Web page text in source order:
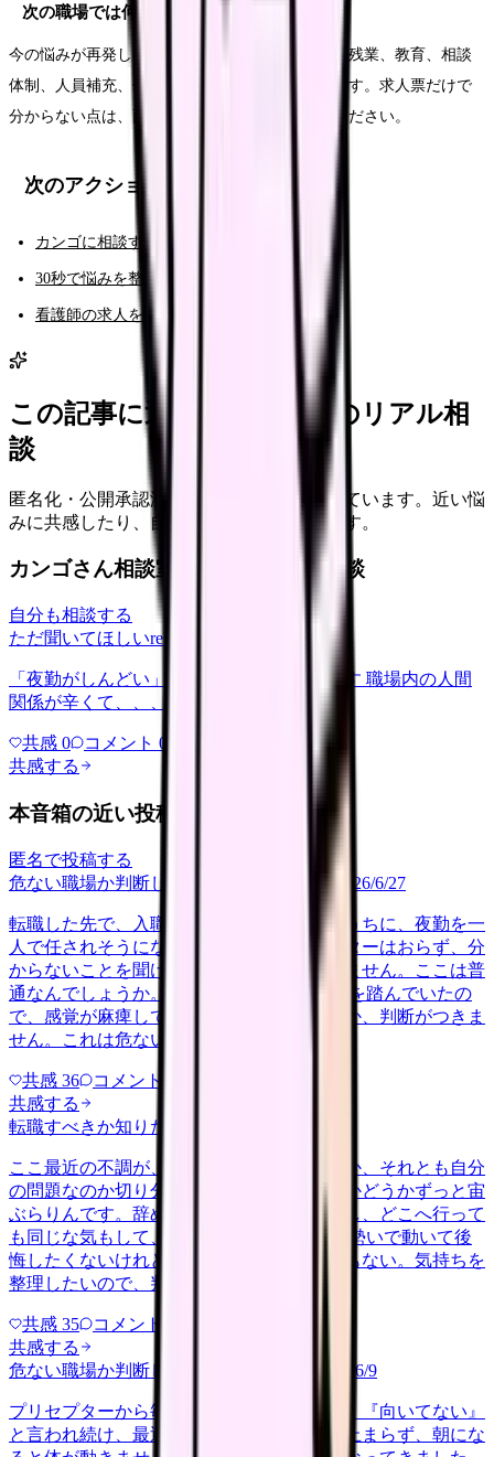
次の職場では何を確認すればいいですか？
今の悩みが再発しない条件を確認します。夜勤、残業、教育、相談
体制、人員補充、休みやすさ、給与の内訳などです。求人票だけで
分からない点は、面接や見学で具体的に聞いてください。
次のアクション
カンゴに相談する（AI相談）
30秒で悩みを整理する（悩み診断）
看護師の求人を見る
この記事に近い看護師さんのリアル相
談
匿名化・公開承認済みの本音だけを表示しています。近い悩
みに共感したり、自分の状況を投稿できます。
カンゴさん相談室から共有された相談
自分も相談する
ただ聞いてほしいrelationships
「夜勤がしんどい」について相談したいです 職場内の人間
関係が辛くて、、、
共感 0 コメント 0
共感する
本音箱の近い投稿
匿名で投稿する
危ない職場か判断してほしい
career-growth 2026/6/27
転職した先で、入職して二ヶ月も経たないうちに、夜勤を一
人で任されそうになっています。プリセプターはおらず、分
からないことを聞ける相手も日によっていません。ここは普
通なんでしょうか。 前の職場はもっと段階を踏んでいたの
で、感覚が麻痺しているのか自分が甘いのか、判断がつきま
せん。これは危ない環境なのか…
共感 36 コメント
共感する
転職すべきか知りたい
ここ最近の不調が、職場の環境のせいなのか、それとも自分
の問題なのか切り分けられず、転職すべきかどうかずっと宙
ぶらりんです。辞めれば楽になる気もするし、どこへ行って
も同じな気もして、決め手がありません。 勢いで動いて後
悔したくないけれど、このまま留まる根拠もない。気持ちを
整理したいので、判断材料の集…
共感 35 コメント
共感する
危ない職場か判断してほしい
2026/6/9
プリセプターから毎日のように『辞めれば』『向いてない』
と言われ続け、最近は職場が近づくと涙が止まらず、朝にな